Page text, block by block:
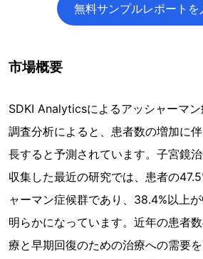
無料サンプルレポートを
市場概要
SDKI Analyticsによるアッシャーマ
調査分析によると、患者数の増加に
長すると予測されています。子宮鏡
収集した最近の研究では、患者の
ャーマン症候群であり、38.4%以上
明らかになっています。近年の患者
療と早期回復のための治療への需要